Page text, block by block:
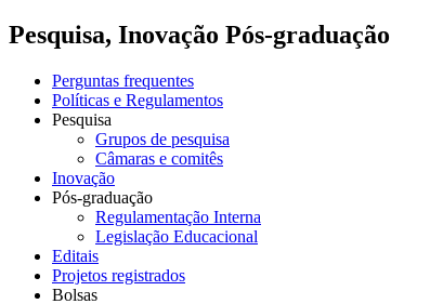
Pesquisa, Inovação Pós-graduação
Perguntas frequentes
Políticas e Regulamentos
Pesquisa
Grupos de pesquisa
Câmaras e comitês
Inovação
Pós-graduação
Regulamentação Interna
Legislação Educacional
Editais
Projetos registrados
Bolsas